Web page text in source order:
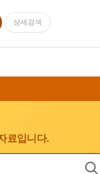
상세검색
료입니다.